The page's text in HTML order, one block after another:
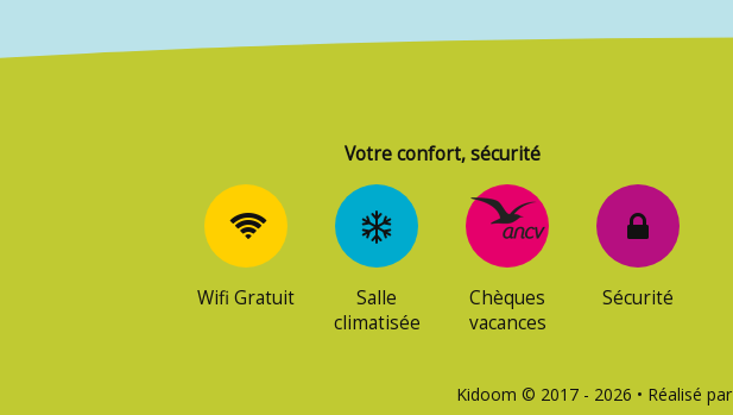
Votre confort, sécurité
Wifi Gratuit
Salle
climatisée
Chèques
vacances
Sécurité
Kidoom © 2017 - 2026 • Réalisé par